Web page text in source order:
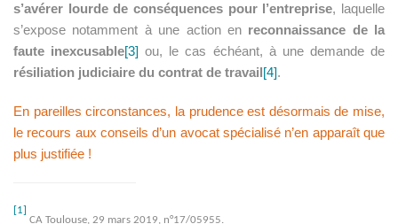
s’avérer lourde de conséquences pour l’entreprise, laquelle
s’expose notamment à une action enreconnaissance de la
faute inexcusable[3] ou, le cas échéant, à une demande de
résiliation judiciaire du contrat de travail[4].
En pareilles circonstances, la prudence est désormais de mise,
le recours aux conseils d’un avocat spécialisé n’en apparaît que
plus justifiée !
[1]
CA Toulouse, 29 mars 2019, n°17/05955.